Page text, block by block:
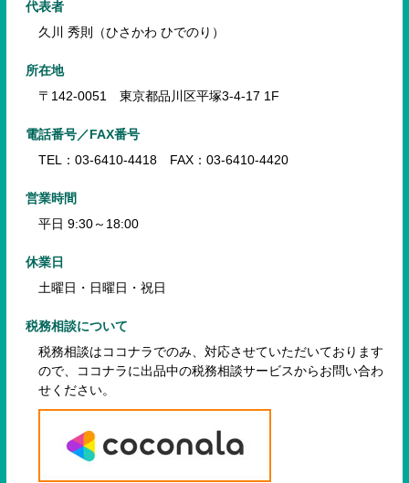
代表者
久川 秀則（ひさかわ ひでのり）
所在地
〒142-0051 東京都品川区平塚3-4-17 1F
電話番号／FAX番号
TEL：03-6410-4418 FAX：03-6410-4420
営業時間
平日 9:30～18:00
休業日
土曜日・日曜日・祝日
税務相談について
税務相談はココナラでのみ、対応させていただいております
ので、
ココナラに出品中の税務相談サービスからお問い合わ
せください。